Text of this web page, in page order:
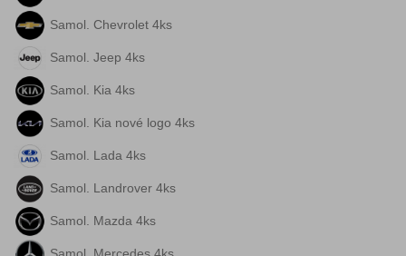
Samol. Chevrolet 4ks
Samol. Jeep 4ks
Samol. Kia 4ks
Samol. Kia nové logo 4ks
Samol. Lada 4ks
Samol. Landrover 4ks
Samol. Mazda 4ks
Samol. Mercedes 4ks